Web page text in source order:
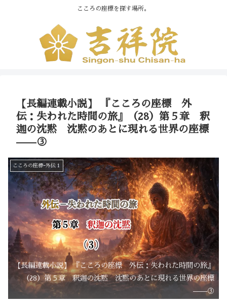
こころの座標を探す場所。
【長編連載小説】 『こころの座標 外
伝：失われた時間の旅』（28）第５章 釈
迦の沈黙 沈黙のあとに現れる世界の座標
——③
こころの座標ｰ外伝１
【長編連載小説】 『こころの座標 外伝：失われた時間の旅』
（28）第５章 釈迦の沈黙 沈黙のあとに現れる世界の座標
——③